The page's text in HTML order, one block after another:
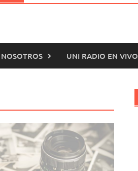
UNI RADIO EN VIVO